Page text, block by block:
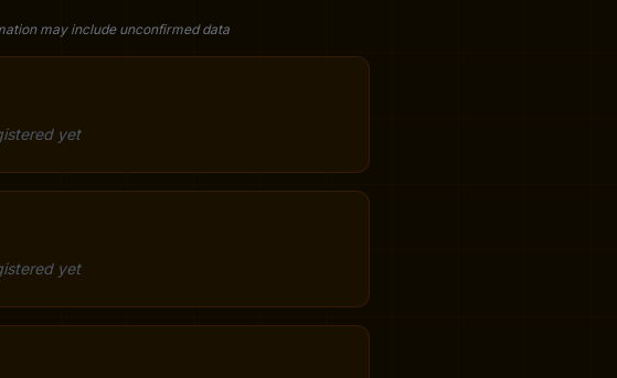
may include unconfirmed data
yet
yet